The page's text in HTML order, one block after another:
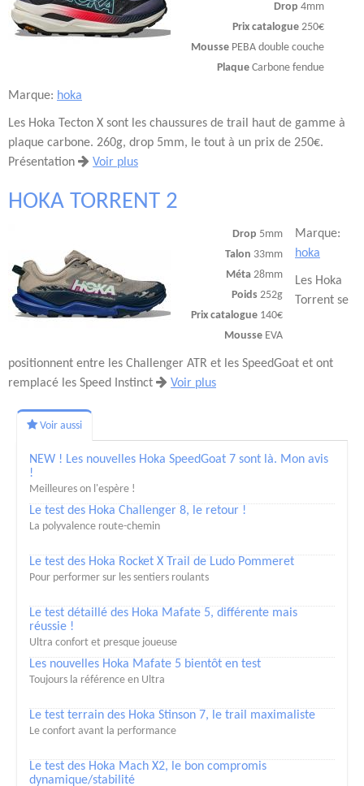
Drop 4mm
Prix catalogue 250€
Mousse PEBA double couche
Plaque Carbone fendue
Marque: hoka
Les Hoka Tecton X sont les chaussures de trail haut de gamme à
plaque carbone. 260g, drop 5mm, le tout à un prix de 250€.
Présentation
Voir plus
HOKA TORRENT 2
Drop 5mm
Talon 33mm
Méta 28mm
Poids 252g
Prix catalogue 140€
Mousse EVA
Marque:
hoka
Les Hoka
Torrent se
positionnent entre les Challenger ATR et les SpeedGoat et ont
remplacé les Speed Instinct
Voir plus
Voir aussi
NEW ! Les nouvelles Hoka SpeedGoat 7 sont là. Mon avis
!
Meilleures on l'espère !
Le test des Hoka Challenger 8, le retour !
La polyvalence route-chemin
Le test des Hoka Rocket X Trail de Ludo Pommeret
Pour performer sur les sentiers roulants
Le test détaillé des Hoka Mafate 5, différente mais
réussie !
Ultra confort et presque joueuse
Les nouvelles Hoka Mafate 5 bientôt en test
Toujours la référence en Ultra
Le test terrain des Hoka Stinson 7, le trail maximaliste
Le confort avant la performance
Le test des Hoka Mach X2, le bon compromis
dynamique/stabilité